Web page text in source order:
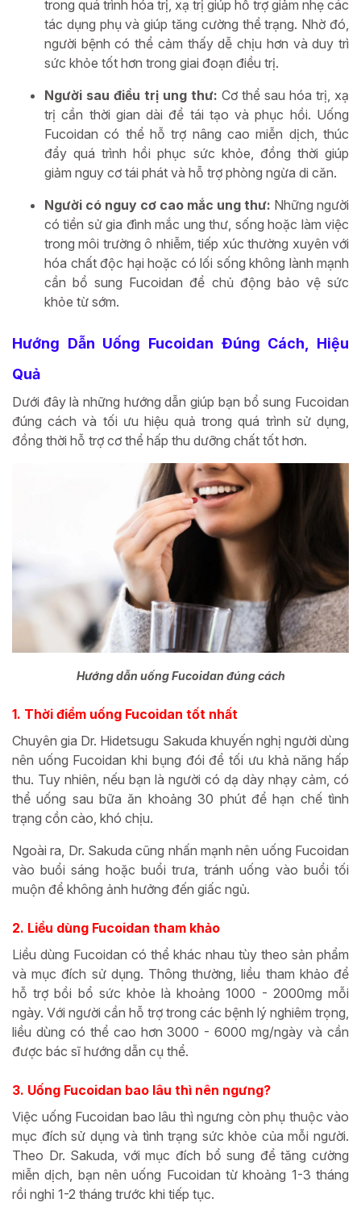
trong quá trình hóa trị, xạ trị giúp hỗ trợ giảm nhẹ các
tác dụng phụ và giúp tăng cường thể trạng. Nhờ đó,
người bệnh có thể cảm thấy dễ chịu hơn và duy trì
sức khỏe tốt hơn trong giai đoạn điều trị.
Người sau điều trị ung thư: Cơ thể sau hóa trị, xạ
trị cần thời gian dài để tái tạo và phục hồi. Uống
Fucoidan có thể hỗ trợ nâng cao miễn dịch, thúc
đẩy quá trình hồi phục sức khỏe, đồng thời giúp
giảm nguy cơ tái phát và hỗ trợ phòng ngừa di căn.
Người có nguy cơ cao mắc ung thư: Những người
có tiền sử gia đình mắc ung thư, sống hoặc làm việc
trong môi trường ô nhiễm, tiếp xúc thường xuyên với
hóa chất độc hại hoặc có lối sống không lành mạnh
cần bổ sung Fucoidan để chủ động bảo vệ sức
khỏe từ sớm.
Hướng Dẫn Uống Fucoidan Đúng Cách, Hiệu
Quả
Dưới đây là những hướng dẫn giúp bạn bổ sung Fucoidan
đúng cách và tối ưu hiệu quả trong quá trình sử dụng,
đồng thời hỗ trợ cơ thể hấp thu dưỡng chất tốt hơn.
Hướng dẫn uống Fucoidan đúng cách
1. Thời điểm uống Fucoidan tốt nhất
Chuyên gia Dr. Hidetsugu Sakuda khuyến nghị người dùng
nên uống Fucoidan khi bụng đói để tối ưu khả năng hấp
thu. Tuy nhiên, nếu bạn là người có dạ dày nhạy cảm, có
thể uống sau bữa ăn khoảng 30 phút để hạn chế tình
trạng cồn cào, khó chịu.
Ngoài ra, Dr. Sakuda cũng nhấn mạnh nên uống Fucoidan
vào buổi sáng hoặc buổi trưa, tránh uống vào buổi tối
muộn để không ảnh hưởng đến giấc ngủ.
2. Liều dùng Fucoidan tham khảo
Liều dùng Fucoidan có thể khác nhau tùy theo sản phẩm
và mục đích sử dụng. Thông thường, liều tham khảo để
hỗ trợ bồi bổ sức khỏe là khoảng 1000 - 2000mg mỗi
ngày. Với người cần hỗ trợ trong các bệnh lý nghiêm trọng,
liều dùng có thể cao hơn 3000 - 6000 mg/ngày và cần
được bác sĩ hướng dẫn cụ thể.
3. Uống Fucoidan bao lâu thì nên ngưng?
Việc uống Fucoidan bao lâu thì ngưng còn phụ thuộc vào
mục đích sử dụng và tình trạng sức khỏe của mỗi người.
Theo Dr. Sakuda, với mục đích bổ sung để tăng cường
miễn dịch, bạn nên uống Fucoidan từ khoảng 1-3 tháng
rồi nghỉ 1-2 tháng trước khi tiếp tục.